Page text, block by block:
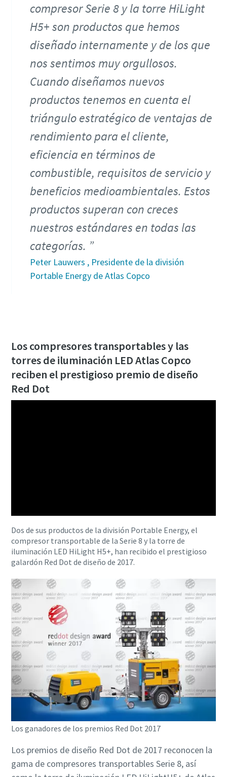
compresor Serie 8 y la torre HiLight
H5+ son productos que hemos
diseñado internamente y de los que
nos sentimos muy orgullosos.
Cuando diseñamos nuevos
productos tenemos en cuenta el
triángulo estratégico de ventajas de
rendimiento para el cliente,
eficiencia en términos de
combustible, requisitos de servicio y
beneficios medioambientales. Estos
productos superan con creces
nuestros estándares en todas las
categorías.
Peter Lauwers , Presidente de la división
Portable Energy de Atlas Copco
Los compresores transportables y las
torres de iluminación LED Atlas Copco
reciben el prestigioso premio de diseño
Red Dot
Dos de sus productos de la división Portable Energy, el
compresor transportable de la Serie 8 y la torre de
iluminación LED HiLight H5+, han recibido el prestigioso
galardón Red Dot de diseño de 2017.
Los ganadores de los premios Red Dot 2017
Los premios de diseño Red Dot de 2017 reconocen la
gama de compresores transportables Serie 8, así